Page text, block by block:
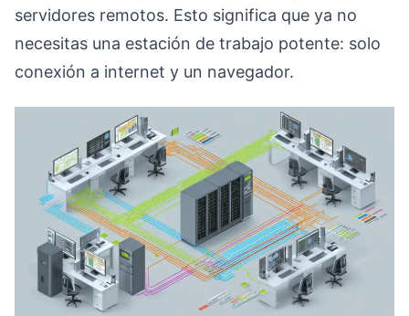
servidores remotos. Esto significa que ya no
necesitas una estación de trabajo potente: solo
conexión a internet y un navegador.